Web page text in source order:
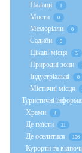
Палаци 1
Мости 0
Меморіали 0
Садиби 0
Цікаві місця 5
Природні зони
Індустріальні 0
Містичні місця
Туристичні
Храми 4
Де поїсти 21
Де оселитися 106
Курорти та